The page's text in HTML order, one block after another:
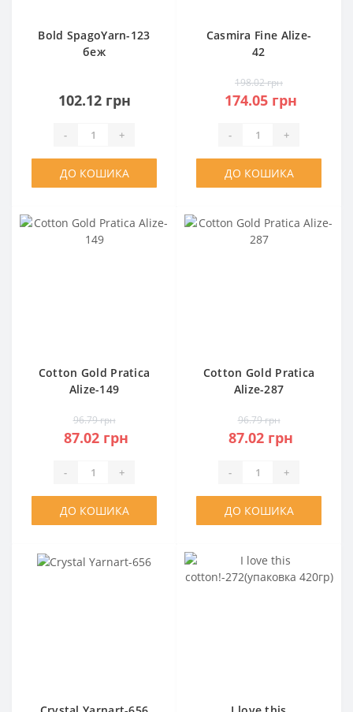
Bold SpagoYarn-123
беж
102.12 грн
- +
ДО КОШИКА
Casmira Fine Alize-
42
198.02 грн
174.05 грн
- +
ДО КОШИКА
Cotton Gold Pratica
Alize-149
96.79 грн
87.02 грн
- +
ДО КОШИКА
Cotton Gold Pratica
Alize-287
96.79 грн
87.02 грн
- +
ДО КОШИКА